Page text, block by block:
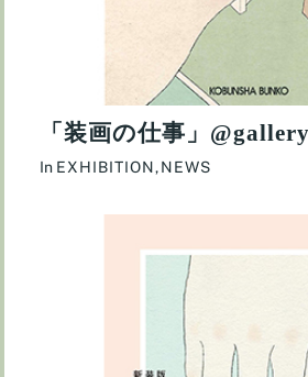
「装画の仕事」
In EXHIBITION,NEWS